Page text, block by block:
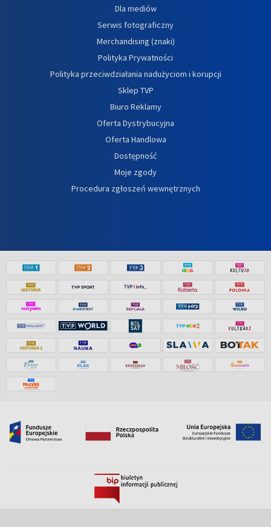
Dla mediów
Serwis fotograficzny
Merchandising (znaki)
Polityka Prywatności
Polityka przeciwdziałania nadużyciom i korupcji
Sklep TVP
Biuro Reklamy
Oferta Dystrybucyjna
Oferta Handlowa
Dostępność
Moje zgody
Procedura zgłoszeń wewnętrznych